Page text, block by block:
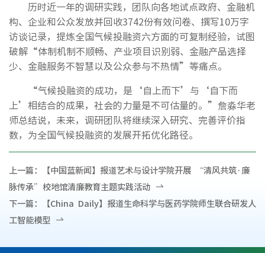
历时近一年的调研实践，团队向各地试点政府、金融机
构、企业和公众发放并回收3742份有效问卷、撰写10万字
访谈记录，提炼全国气候投融资六方面的可复制经验，试图
破解“体制机制不顺畅、产业项目识别弱、金融产品选择
少、金融服务不智慧以及公众参与不热情”等痛点。
“气候投融资的成功，是‘自上而下’与‘自下而
上’相结合的成果，社会的力量是不可估量的。”詹淼华老
师总结说，未来，调研团队将继续深入研究、完善评价指
数，为全国气候投融资的发展开拓优化路径。
上一篇：
【中国蓝新闻】报道艺术与设计学院开展 “清风共筑·廉
脉传承”校地馆清廉教育主题实践活动
下一篇：
【China Daily】报道生命科学与医药学院师生联合研发人
工智能模型